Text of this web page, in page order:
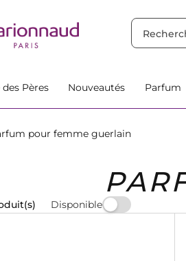
des Pères Nouveautés Parfum
pour femme guerlain
Disponible